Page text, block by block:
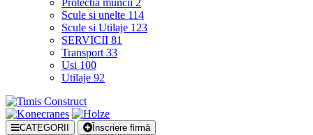
Protectia muncii 2
Scule si unelte 114
Scule si Utilaje 123
SERVICII 81
Transport 33
Usi 100
Utilaje 92
CATEGORII Înscriere firmă